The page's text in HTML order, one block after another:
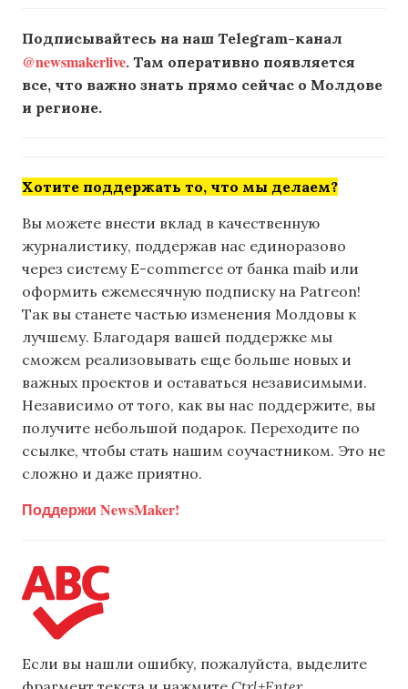
Подписывайтесь на наш Telegram-канал
@newsmakerlive. Там оперативно появляется
все, что важно знать прямо сейчас о Молдове
и регионе.
Хотите поддержать то, что мы делаем?
Вы можете внести вклад в качественную
журналистику, поддержав нас единоразово
через систему E-commerce от банка maib или
оформить ежемесячную подписку на Patreon!
Так вы станете частью изменения Молдовы к
лучшему. Благодаря вашей поддержке мы
сможем реализовывать еще больше новых и
важных проектов и оставаться независимыми.
Независимо от того, как вы нас поддержите, вы
получите небольшой подарок. Переходите по
ссылке, чтобы стать нашим соучастником. Это не
сложно и даже приятно.
Поддержи NewsMaker!
Если вы нашли ошибку, пожалуйста, выделите